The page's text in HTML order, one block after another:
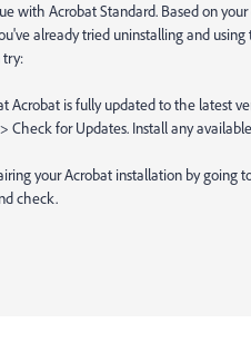
with Acrobat Standard. Based on
already tried uninstalling and
try:
Acrobat is fully updated to the latest
for Updates. Install any
your Acrobat installation by going
check.